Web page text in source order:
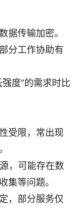
据传输加密。
分工作协助有
度”的需求时比
受限，常出现
，可能存在数
集等问题。
，部分服务仅